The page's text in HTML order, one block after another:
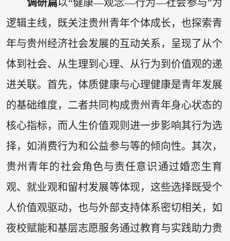
调研篇以“健康—观念—行为—社会参与”为
逻辑主线，既关注贵州青年个体成长，也探索青
年与贵州经济社会发展的互动关系，呈现了从个
体到社会、从生理到心理、从行为到价值观的递
进关联。首先，体质健康与心理健康是青年发展
的基础维度，二者共同构成贵州青年身心状态的
核心指标，而人生价值观则进一步影响其行为选
择，如消费行为和公益参与等的倾向性。其次，
贵州青年的社会角色与责任意识通过婚恋生育
观、就业观和留村发展等体现，这些选择既受个
人价值观驱动，也与外部支持体系密切相关，如
夜校赋能和基层志愿服务通过教育与实践助力贵